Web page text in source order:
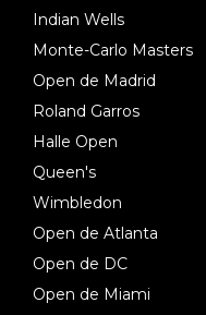
Indian Wells
Monte-Carlo Masters
Open de Madrid
Roland Garros
Halle Open
Queen's
Wimbledon
Open de Atlanta
Open de DC
Open de Miami